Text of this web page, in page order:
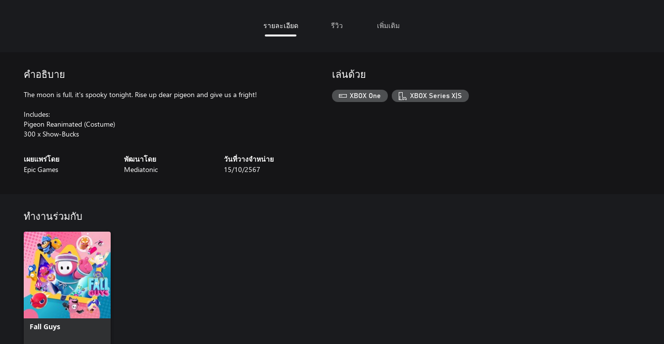
รายละเอียด รีวิว เพิ่มเติม
คำอธิบาย
The moon is full, it's spooky tonight. Rise up dear pigeon and give us a fright!
Includes:
Pigeon Reanimated (Costume)
300 x Show-Bucks
เผยแพร่โดย
Epic Games
พัฒนาโดย
Mediatonic
วันที่วางจำหน่าย
15/10/2567
เล่นด้วย
XBOX One XBOX Series X|S
ทำงานร่วมกับ
Fall Guys